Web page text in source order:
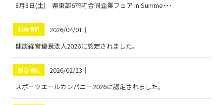
8月8日(土) 県東部6市町合同企業フェア in Summe･･･
新着情報 2026/04/01 ｜
健康経営優良法人2026に認定されました。
新着情報 2026/02/23 ｜
スポーツエールカンパニー2026に認定されました。